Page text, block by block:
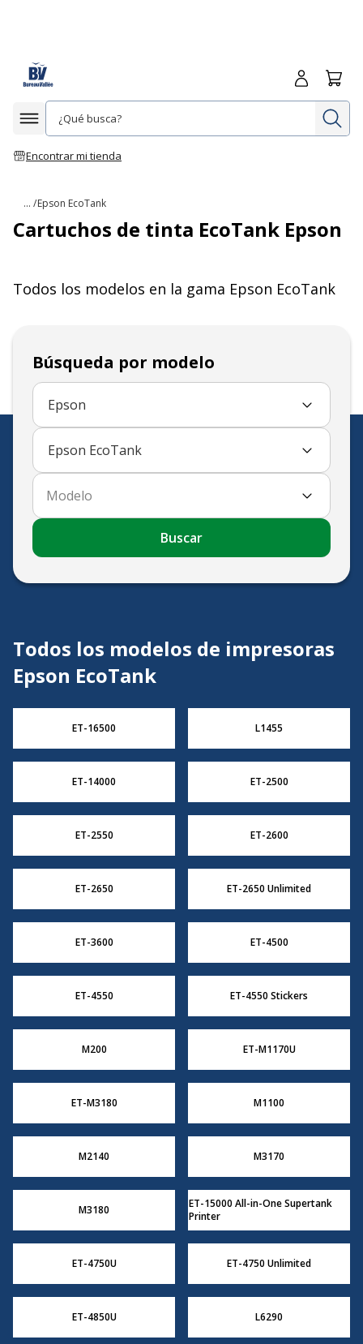
Afficher la navigation
Encontrar mi tienda
Iniciar
... /Epson EcoTank
Cartuchos de tinta EcoTank Epson
Todos los modelos en la gama Epson EcoTank
Búsqueda por modelo
Epson
Epson EcoTank
Modelo
Buscar
Todos los modelos de impresoras
Epson EcoTank
ET-16500 L1455
ET-14000 ET-2500
ET-2550 ET-2600
ET-2650 ET-2650 Unlimited
ET-3600 ET-4500
ET-4550 ET-4550 Stickers
M200 ET-M1170U
ET-M3180 M1100
M2140 M3170
M3180
ET-15000 All-in-One Supertank
Printer
ET-4750U ET-4750 Unlimited
ET-4850U L6290